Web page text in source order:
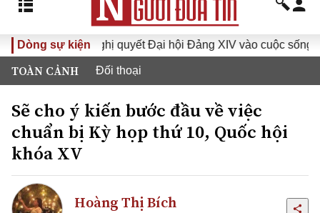
Dòng sự kiện
Đưa Nghị quyết Đại hội Đảng XIV vào cuộc sống
TOÀN CẢNH Đối thoại
Sẽ cho ý kiến bước đầu về việc
chuẩn bị Kỳ họp thứ 10, Quốc hội
khóa XV
Hoàng Thị Bích